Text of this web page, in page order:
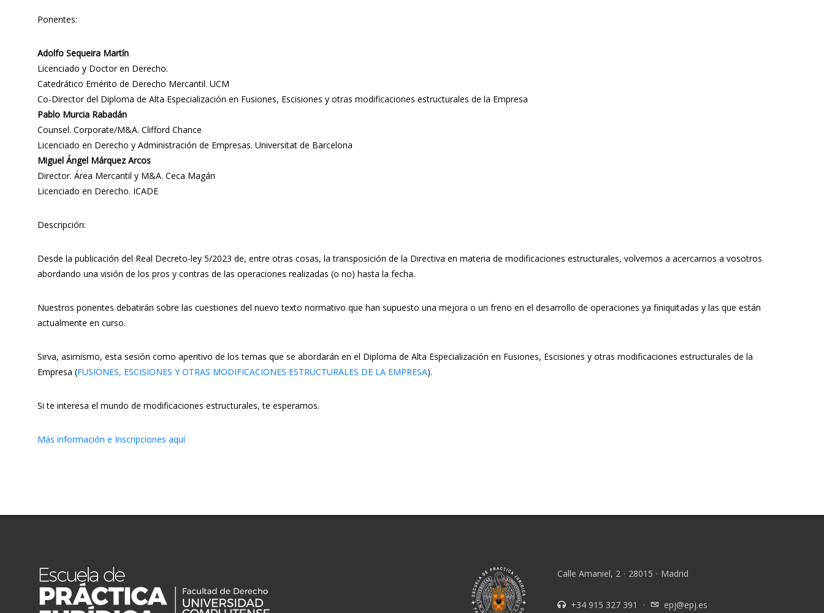
Ponentes:
Adolfo Sequeira Martín
Licenciado y Doctor en Derecho.
Catedrático Emérito de Derecho Mercantil. UCM
Co-Director del Diploma de Alta Especialización en Fusiones, Escisiones y otras modificaciones estructurales de la Empresa
Pablo Murcia Rabadán
Counsel. Corporate/M&A. Clifford Chance
Licenciado en Derecho y Administración de Empresas. Universitat de Barcelona
Miguel Ángel Márquez Arcos
Director. Área Mercantil y M&A. Ceca Magán
Licenciado en Derecho. ICADE
Descripción:
Desde la publicación del Real Decreto-ley 5/2023 de, entre otras cosas, la transposición de la Directiva en materia de modificaciones estructurales, volvemos a acercarnos a vosotros
abordando una visión de los pros y contras de las operaciones realizadas (o no) hasta la fecha.
Nuestros ponentes debatirán sobre las cuestiones del nuevo texto normativo que han supuesto una mejora o un freno en el desarrollo de operaciones ya finiquitadas y las que están
actualmente en curso.
Sirva, asimismo, esta sesión como aperitivo de los temas que se abordarán en el Diploma de Alta Especialización en Fusiones, Escisiones y otras modificaciones estructurales de la
Empresa (FUSIONES, ESCISIONES Y OTRAS MODIFICACIONES ESTRUCTURALES DE LA EMPRESA).
Si te interesa el mundo de modificaciones estructurales, te esperamos.
Más información e Inscripciones aquí
Calle Amaniel, 2 · 28015 · Madrid
+34 915 327 391 ·
epj@epj.es